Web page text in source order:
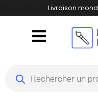
Livraison